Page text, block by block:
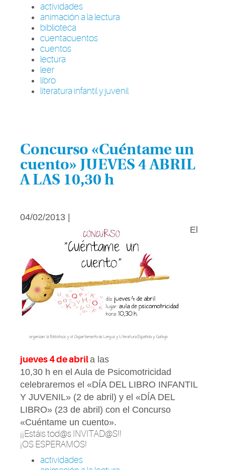
actividades
animación a la lectura
biblioteca
cuentacuentos
cuentos
lectura
leer
libro
literatura infantil y juvenil
Concurso «Cuéntame un
cuento» JUEVES 4 ABRIL
A LAS 10,30 h
04/02/2013 |
El
jueves 4 de abrila las
10,30 h en el Aula de Psicomotricidad
celebraremos el «DÍA DEL LIBRO INFANTIL
Y JUVENIL» (2 de abril) y el «DÍA DEL
LIBRO» (23 de abril) con el Concurso
«Cuéntame un cuento».
¡¡Estáis tod@s INVITAD@S!!
¡OS ESPERAMOS!
actividades